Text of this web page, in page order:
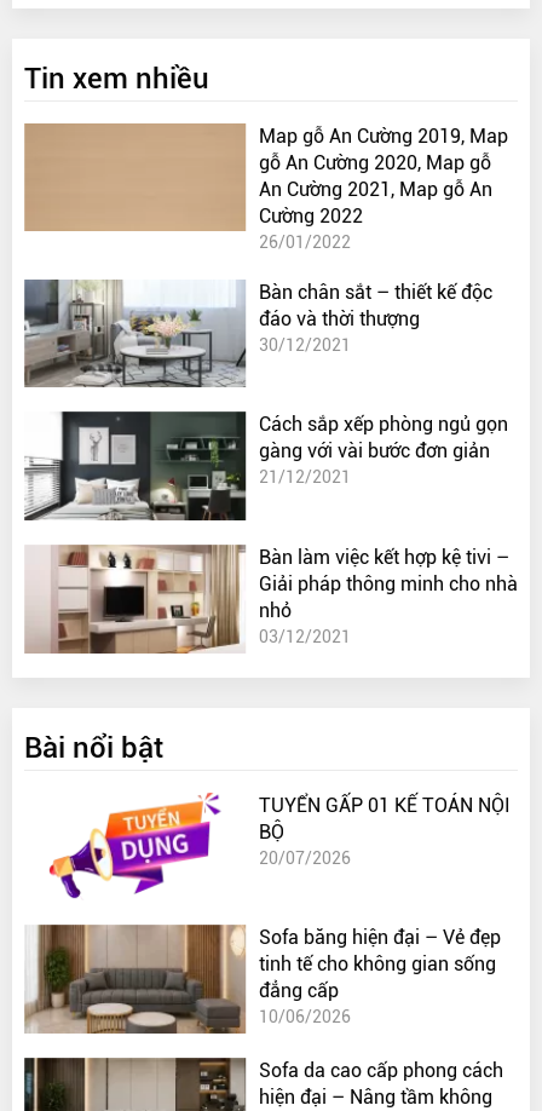
Tin xem nhiều
Map gỗ An Cường 2019, Map
gỗ An Cường 2020, Map gỗ
An Cường 2021, Map gỗ An
Cường 2022
26/01/2022
Bàn chân sắt – thiết kế độc
đáo và thời thượng
30/12/2021
Cách sắp xếp phòng ngủ gọn
gàng với vài bước đơn giản
21/12/2021
Bàn làm việc kết hợp kệ tivi –
Giải pháp thông minh cho nhà
nhỏ
03/12/2021
Bài nổi bật
TUYỂN GẤP 01 KẾ TOÁN NỘI
BỘ
20/07/2026
Sofa băng hiện đại – Vẻ đẹp
tinh tế cho không gian sống
đẳng cấp
10/06/2026
Sofa da cao cấp phong cách
hiện đại – Nâng tầm không